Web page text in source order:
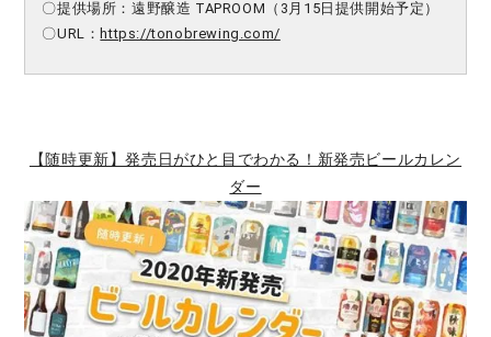
〇提供場所：遠野醸造 TAPROOM（3月15日提供開始予定）
〇URL：https://tonobrewing.com/
【随時更新】発売日がひと目でわかる！新発売ビールカレン
ダー